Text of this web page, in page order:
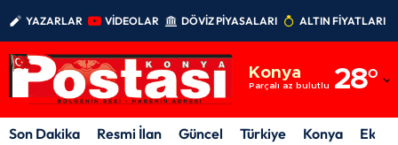
YAZARLAR VİDEOLAR DÖVİZ PİYASALARI ALTIN FİYATLARI
Konya
Parçalı az bulutlu 28°
Adıyaman
Afyonkarahisar
Son Dakika Resmi İlan Güncel Türkiye Konya